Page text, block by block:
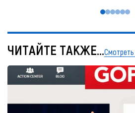
ЧИТАЙТЕ ТАКЖЕ...Смотреть